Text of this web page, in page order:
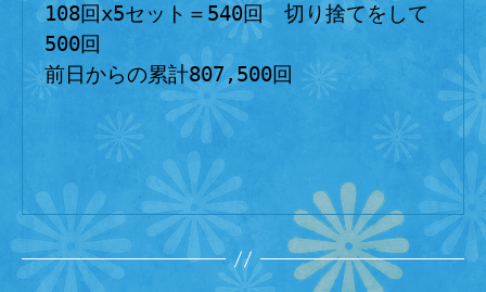
108回x5セット＝540回　切り捨てをして
500回
前日からの累計807,500回